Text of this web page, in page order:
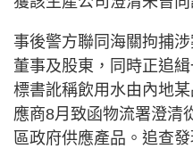
事後警方聯同海關拘捕
董事及股東，同時正追
標書訛稱飲用水由內地
應商8月致函物流署澄清
區政府供應產品。追查